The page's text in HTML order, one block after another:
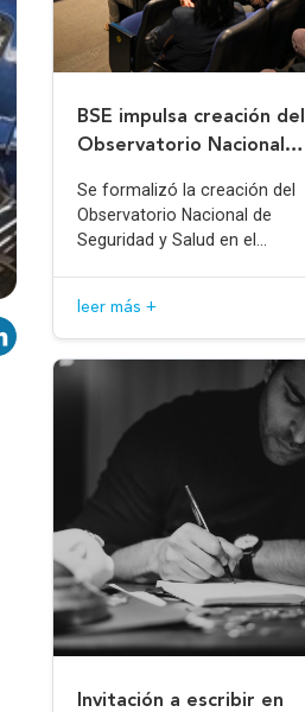
BSE impulsa creación del
Observatorio Nacional
el Trabajo
Se formalizó la creación del
Observatorio Nacional de
Seguridad y Salud en el
leer más +
Invitación a escribir en